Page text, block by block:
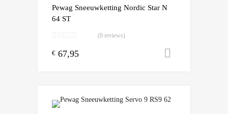
Pewag Sneeuwketting Nordic Star N
64 ST
(0 reviews)
€ 67,95